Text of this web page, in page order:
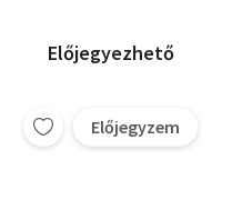
Előjegyezhető
Előjegyzem